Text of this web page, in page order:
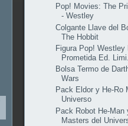
Pop! Movies: The
- Westley
Colgante Llave del
The Hobbit
Figura Pop! Westley
Prometida Ed.
Bolsa Termo de
Wars
Pack Eldor y He-Ro
Universo
Pack Robot He-Man
Masters del